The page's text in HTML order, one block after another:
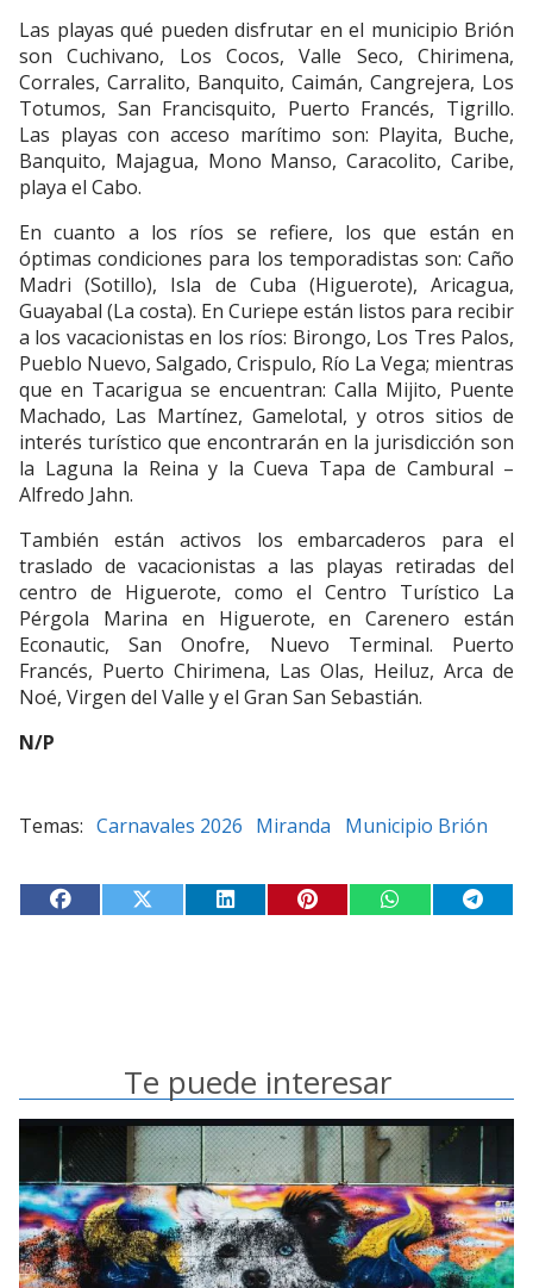
Las playas qué pueden disfrutar en el municipio Brión
son Cuchivano, Los Cocos, Valle Seco, Chirimena,
Corrales, Carralito, Banquito, Caimán, Cangrejera, Los
Totumos, San Francisquito, Puerto Francés, Tigrillo.
Las playas con acceso marítimo son: Playita, Buche,
Banquito, Majagua, Mono Manso, Caracolito, Caribe,
playa el Cabo.
En cuanto a los ríos se refiere, los que están en
óptimas condiciones para los temporadistas son: Caño
Madri (Sotillo), Isla de Cuba (Higuerote), Aricagua,
Guayabal (La costa). En Curiepe están listos para recibir
a los vacacionistas en los ríos: Birongo, Los Tres Palos,
Pueblo Nuevo, Salgado, Crispulo, Río La Vega; mientras
que en Tacarigua se encuentran: Calla Mijito, Puente
Machado, Las Martínez, Gamelotal, y otros sitios de
interés turístico que encontrarán en la jurisdicción son
la Laguna la Reina y la Cueva Tapa de Cambural –
Alfredo Jahn.
También están activos los embarcaderos para el
traslado de vacacionistas a las playas retiradas del
centro de Higuerote, como el Centro Turístico La
Pérgola Marina en Higuerote, en Carenero están
Econautic, San Onofre, Nuevo Terminal. Puerto
Francés, Puerto Chirimena, Las Olas, Heiluz, Arca de
Noé, Virgen del Valle y el Gran San Sebastián.
N/P
Carnavales 2026 Miranda Municipio Brión
Te puede interesar